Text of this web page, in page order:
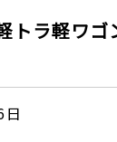
トラ軽ワ